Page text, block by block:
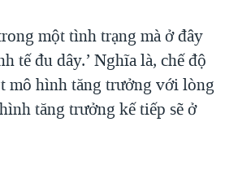
một tình trạng mà ở đây
tế đu dây.’ Nghĩa là, chế độ
mô hình tăng trưởng với lòng
tăng trưởng kế tiếp sẽ ở